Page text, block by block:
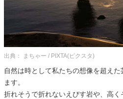
出典： まちゃー / PIXTA(ピクスタ)
自然は時として私たちの想像を超え
ます。
折れそうで折れないえびす岩や、高